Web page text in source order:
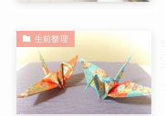
生前整理